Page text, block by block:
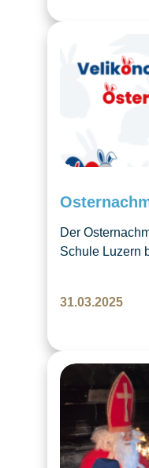
Der
Schule Luzern
bunte
Begegnungen
31.03.2025